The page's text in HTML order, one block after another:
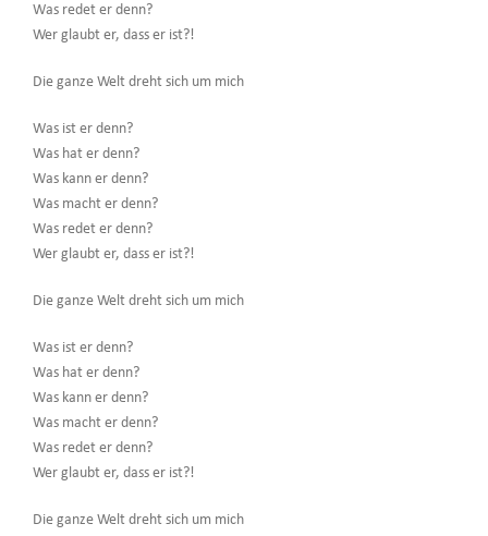
Was redet er denn?
Wer glaubt er, dass er ist?!
Die ganze Welt dreht sich um mich
Was ist er denn?
Was hat er denn?
Was kann er denn?
Was macht er denn?
Was redet er denn?
Wer glaubt er, dass er ist?!
Die ganze Welt dreht sich um mich
Was ist er denn?
Was hat er denn?
Was kann er denn?
Was macht er denn?
Was redet er denn?
Wer glaubt er, dass er ist?!
Die ganze Welt dreht sich um mich